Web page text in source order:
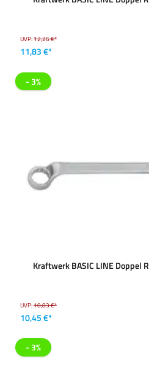
UVP:12,26 €*
11,83 €*
- 3%
Kraftwerk BASIC LINE Doppel
UVP:10,83 €*
10,45 €*
- 3%